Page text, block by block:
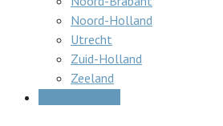
Noord-Holland
Utrecht
Zuid-Holland
Zeeland